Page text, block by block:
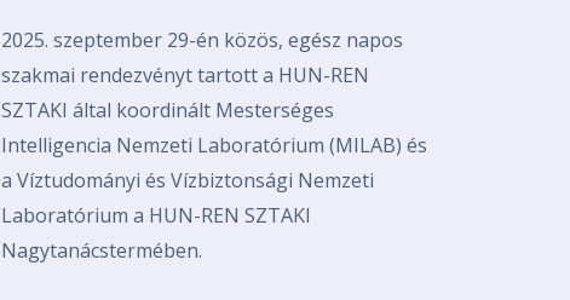
2025. szeptember 29-én közös, egész napos
szakmai rendezvényt tartott a HUN-REN
SZTAKI által koordinált Mesterséges
Intelligencia Nemzeti Laboratórium (MILAB) és
a Víztudományi és Vízbiztonsági Nemzeti
Laboratórium a HUN-REN SZTAKI
Nagytanácstermében.